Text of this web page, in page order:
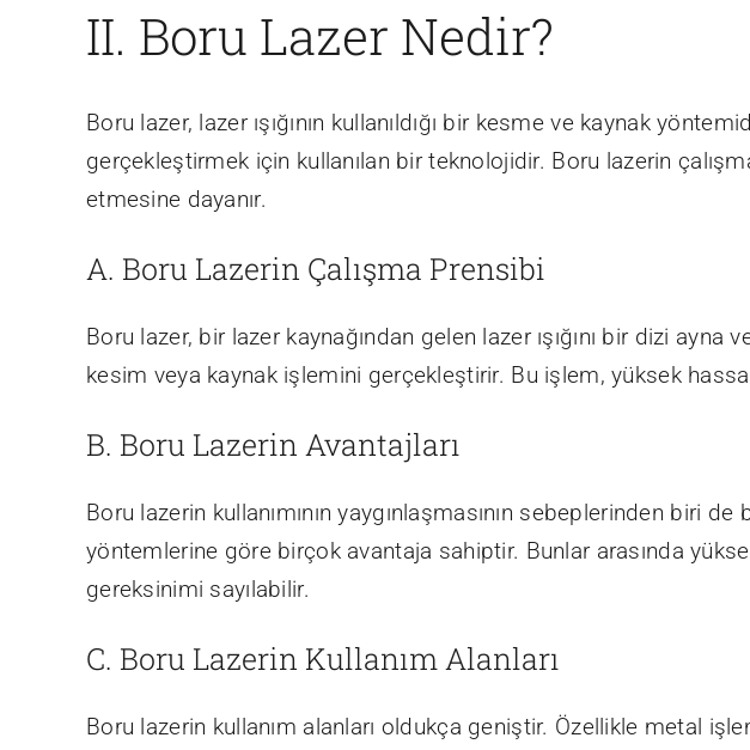
II. Boru Lazer Nedir?
Boru lazer, lazer ışığının kullanıldığı bir kesme ve kaynak
gerçekleştirmek için kullanılan bir teknolojidir. Boru lazerin
etmesine dayanır.
A. Boru Lazerin Çalışma Prensibi
Boru lazer, bir lazer kaynağından gelen lazer ışığını bir dizi ayna
kesim veya kaynak işlemini gerçekleştirir. Bu işlem, yüksek
B. Boru Lazerin Avantajları
Boru lazerin kullanımının yaygınlaşmasının sebeplerinden biri
yöntemlerine göre birçok avantaja sahiptir. Bunlar arasında
gereksinimi sayılabilir.
C. Boru Lazerin Kullanım Alanları
Boru lazerin kullanım alanları oldukça geniştir. Özellikle metal